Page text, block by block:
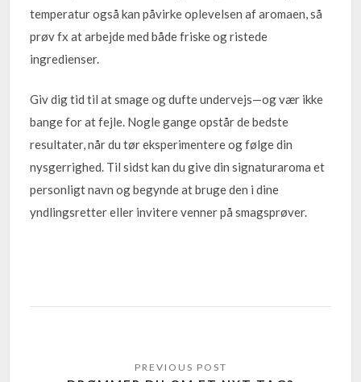
temperatur også kan påvirke oplevelsen af aromaen, så
prøv fx at arbejde med både friske og ristede
ingredienser.
Giv dig tid til at smage og dufte undervejs—og vær ikke
bange for at fejle. Nogle gange opstår de bedste
resultater, når du tør eksperimentere og følge din
nysgerrighed. Til sidst kan du give din signaturaroma et
personligt navn og begynde at bruge den i dine
yndlingsretter eller invitere venner på smagsprøver.